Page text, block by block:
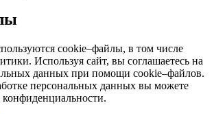
cookie–файлы, в том числе
Используя сайт, вы соглашаетесь на
данных при помощи cookie–файлов.
персональных данных вы можете